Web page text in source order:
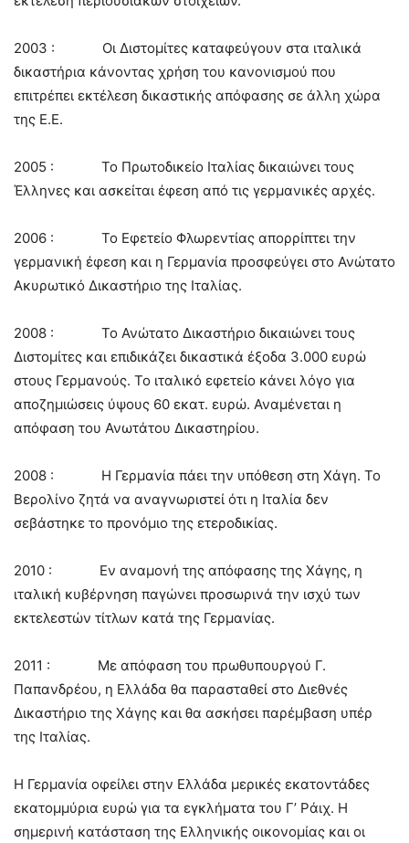
2003 : Οι Διστομίτες καταφεύγουν στα ιταλικά
δικαστήρια κάνοντας χρήση του κανονισμού που
επιτρέπει εκτέλεση δικαστικής απόφασης σε άλλη χώρα
της Ε.Ε.
2005 : Το Πρωτοδικείο Ιταλίας δικαιώνει τους
Έλληνες και ασκείται έφεση από τις γερμανικές αρχές.
2006 : Το Εφετείο Φλωρεντίας απορρίπτει την
γερμανική έφεση και η Γερμανία προσφεύγει στο Ανώτατο
Ακυρωτικό Δικαστήριο της Ιταλίας.
2008 : Το Ανώτατο Δικαστήριο δικαιώνει τους
Διστομίτες και επιδικάζει δικαστικά έξοδα 3.000 ευρώ
στους Γερμανούς. Το ιταλικό εφετείο κάνει λόγο για
αποζημιώσεις ύψους 60 εκατ. ευρώ. Αναμένεται η
απόφαση του Ανωτάτου Δικαστηρίου.
2008 : Η Γερμανία πάει την υπόθεση στη Χάγη. Το
Βερολίνο ζητά να αναγνωριστεί ότι η Ιταλία δεν
σεβάστηκε το προνόμιο της ετεροδικίας.
2010 : Εν αναμονή της απόφασης της Χάγης, η
ιταλική κυβέρνηση παγώνει προσωρινά την ισχύ των
εκτελεστών τίτλων κατά της Γερμανίας.
2011 : Με απόφαση του πρωθυπουργού Γ.
Παπανδρέου, η Ελλάδα θα παρασταθεί στο Διεθνές
Δικαστήριο της Χάγης και θα ασκήσει παρέμβαση υπέρ
της Ιταλίας.
Η Γερμανία οφείλει στην Ελλάδα μερικές εκατοντάδες
εκατομμύρια ευρώ για τα εγκλήματα του Γ’ Ράιχ. Η
σημερινή κατάσταση της Ελληνικής οικονομίας και οι